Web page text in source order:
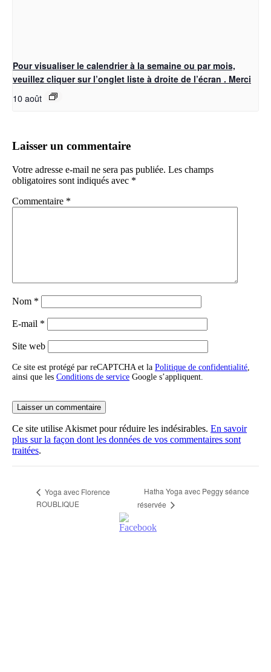
Pour visualiser le calendrier à la semaine ou par mois,
veuillez cliquer sur l’onglet liste à droite de l’écran . Merci
10 août
Laisser un commentaire
Votre adresse e-mail ne sera pas publiée. Les champs
obligatoires sont indiqués avec *
Commentaire *
Nom *
E-mail *
Site web
Ce site est protégé par reCAPTCHA et la Politique de confidentialité
ainsi que les Conditions de service Google s’appliquent.
Ce site utilise Akismet pour réduire les indésirables. En savoir
plus sur la façon dont les données de vos commentaires sont
traitées.
Yoga avec Florence
ROUBLIQUE
Hatha Yoga avec Peggy séance
réservée